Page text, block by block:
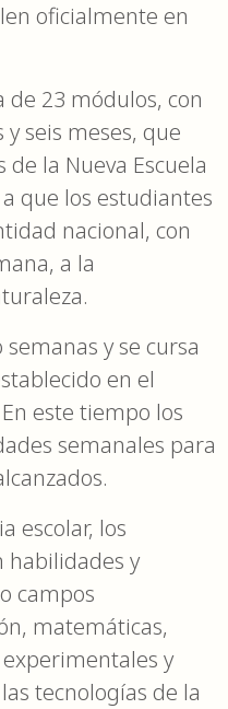
oficialmente en
de 23 módulos, con
seis meses, que
la Nueva Escuela
que los estudiantes
nacional, con
a la
y se cursa
en el
este tiempo los
semanales para
escolar, los
habilidades y
campos
matemáticas,
experimentales y
tecnologías de la